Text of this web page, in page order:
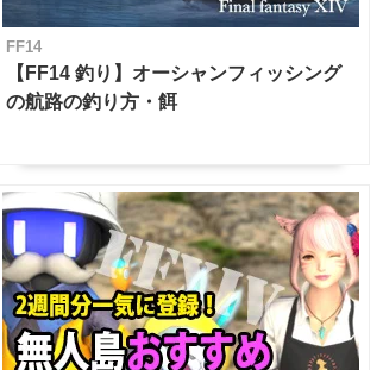
FF14
【FF14 釣り】オーシャンフィッシング
の航路の釣り方・餌